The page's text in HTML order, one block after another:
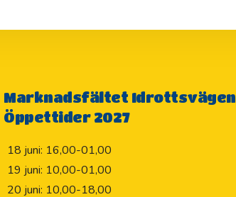
Marknadsfältet Idrottsvägen
Öppettider 2027
18 juni: 16,00-01,00
19 juni: 10,00-01,00
20 juni: 10,00-18,00